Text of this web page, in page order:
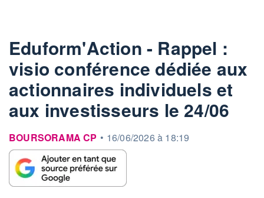
Eduform'Action - Rappel :
visio conférence dédiée aux
actionnaires individuels et
aux investisseurs le 24/06
information fournie par
BOURSORAMA CP • 16/06/2026 à 18:19